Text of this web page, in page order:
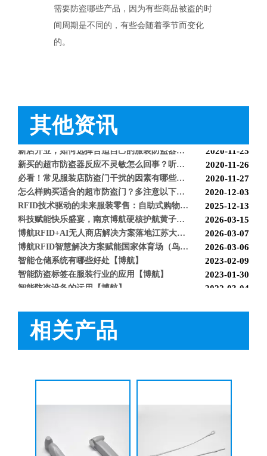
需要防盗哪些产品，因为有些商品被盗的时
间周期是不同的，有些会随着季节而变化
的。
其他资讯
智能防盗设备的运用【博航】 2022-03-04
RFID防盗器系统在商超的应用
超市防盗软标签该怎么取呢，博航防盗给您支招【博航】 2021-11-24
服装店防盗器老是报警怎么办【博航】
2020-11-26
必看！常见服装店防盗门干扰的因素有哪些？[博航] 2020-11-27
2020-12-03
2025-12-13
2026-03-15
2026-03-07
2026-03-06
智能仓储系统有哪些好处【博航】 2023-02-09
智能防盗标签在服装行业的应用【博航】 2023-01-30
智能防盗设备的运用【博航】 2022-03-04
RFID与声磁防盗有什么区别呢？博航小编来解答【博航】 2022-01-26
相关产品
BH9678 声磁防盗系统 BH9503博航声磁地埋系统
取钉器SD603 声磁软标签解码器BH9935